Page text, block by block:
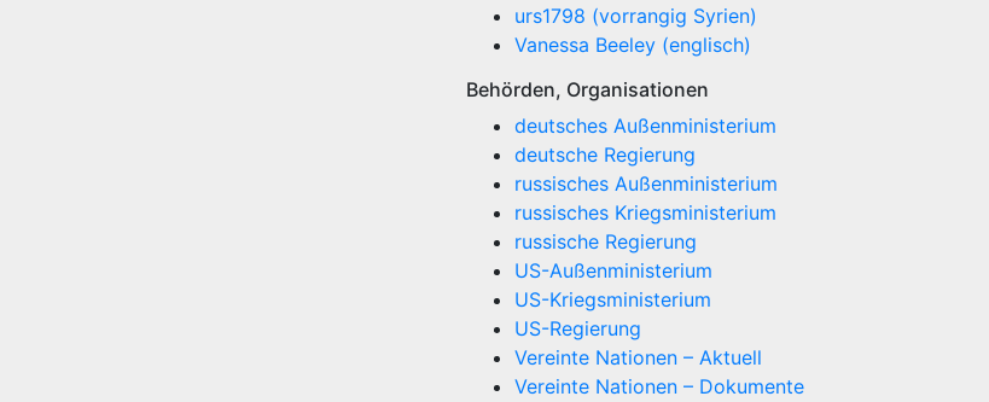
urs1798 (vorrangig Syrien)
Vanessa Beeley (englisch)
Behörden, Organisationen
deutsches Außenministerium
deutsche Regierung
russisches Außenministerium
russisches Kriegsministerium
russische Regierung
US-Außenministerium
US-Kriegsministerium
US-Regierung
Vereinte Nationen – Aktuell
Vereinte Nationen – Dokumente